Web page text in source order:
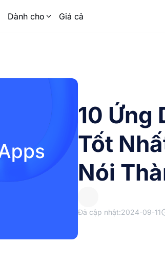
Dành cho Giá cả
10 Ứng
Tốt
Nói
Đã cập nhật:2024-09-11